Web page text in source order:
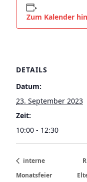
Zum Kalender
DETAILS
Datum:
23. September 2023
Zeit:
10:00 - 12:30
interne
Monatsfeier